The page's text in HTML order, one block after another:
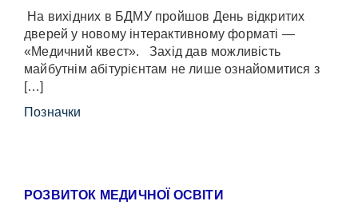
На вихідних в БДМУ пройшов День відкритих
дверей у новому інтерактивному форматі —
«Медичний квест». Захід дав можливість
майбутнім абітурієнтам не лише ознайомитися з
[…]
Позначки
РОЗВИТОК МЕДИЧНОЇ ОСВІТИ